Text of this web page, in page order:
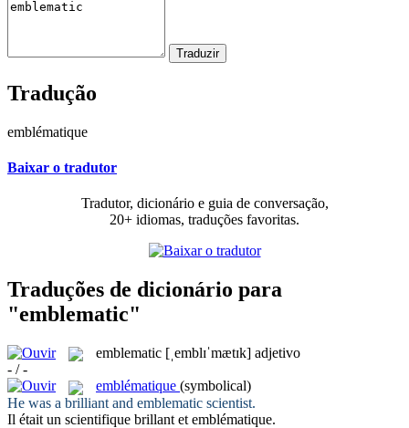
Tradução
emblématique
Baixar o tradutor
Tradutor, dicionário e guia de conversação,
20+ idiomas, traduções favoritas.
Traduções de dicionário para
"emblematic"
emblematic [ˌemblɪˈmætɪk] adjetivo
- / -
emblématique (symbolical)
He was a brilliant and emblematic scientist.
Il était un scientifique brillant et emblématique.